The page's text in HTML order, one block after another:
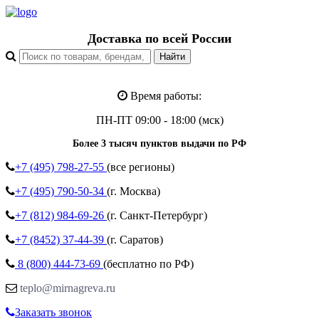
Доставка по всей России
Время работы:
ПН-ПТ 09:00 - 18:00 (мск)
Более 3 тысяч пунктов выдачи по РФ
+7 (495) 798-27-55 (все регионы)
+7 (495) 790-50-34 (г. Москва)
+7 (812) 984-69-26 (г. Санкт-Петербург)
+7 (8452) 37-44-39 (г. Саратов)
8 (800) 444-73-69 (бесплатно по РФ)
teplo@mirnagreva.ru
Заказать звонок